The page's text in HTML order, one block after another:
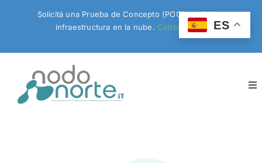
Solicitá una Prueba de Concepto (POC) y validá tu
infraestructura en la nube. Contactanos! ES